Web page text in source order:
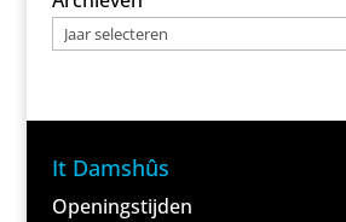
It Damshûs
Openingstijden